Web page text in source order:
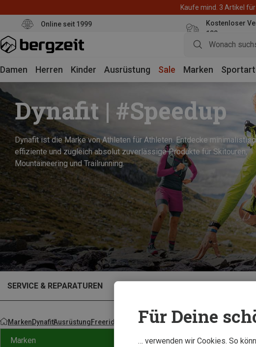
Kaufe mind. 3 Artikel
Online seit 1999
Kostenloser
100
Damen Herren Kinder Ausrüstung Sale Marken
Dynafit | #Speedup
Dynafit ist die Marke von Athleten für Athleten. Entdecke
effiziente und zugleich absolut zuverlässige Produkte für Skitouren,
Mountaineering und Trailrunning.
SERVICE & REPARATUREN
MarkenDynafitAusrüstungFreerideausrüstung
Marken
Für Deine
… verwenden wir Cookies. So